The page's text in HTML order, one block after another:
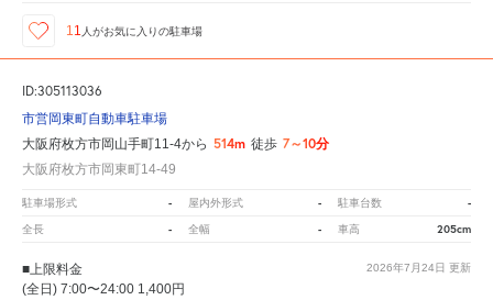
11 人がお気に入りの駐車場
ID:305113036
市営岡東町自動車駐車場
大阪府枚方市岡山手町11-4から 514m 徒歩 7～10分
大阪府枚方市岡東町14-49
駐車場形式 - 屋内外形式 - 駐車台数 -
全長 - 全幅 - 車高 205cm
2026年7月24日 更新
■上限料金
(全日) 7:00〜24:00 1,400円